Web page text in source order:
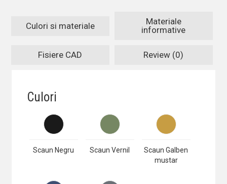
Culori si materiale
Materiale
informative
Fisiere CAD Review (0)
Culori
Scaun Negru Scaun Vernil
Scaun Galben
mustar